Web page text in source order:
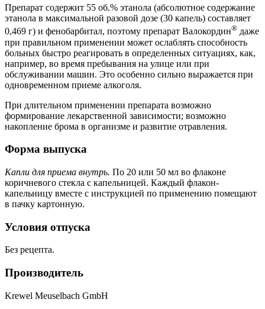
Препарат содержит 55 об.% этанола (абсолютное содержание
этанола в максимальной разовой дозе (30 капель) составляет
0,469 г) и фенобарбитал, поэтому препарат Валокордин® даже
при правильном применении может ослаблять способность
больных быстро реагировать в определенных ситуациях, как,
например, во время пребывания на улице или при
обслуживании машин. Это особенно сильно выражается при
одновременном приеме алкоголя.
При длительном применении препарата возможно
формирование лекарственной зависимости; возможно
накопление брома в организме и развитие отравления.
Форма выпуска
Капли для приема внутрь. По 20 или 50 мл во флаконе
коричневого стекла с капельницей. Каждый флакон-
капельницу вместе с инструкцией по применению помещают
в пачку картонную.
Условия отпуска
Без рецепта.
Производитель
Krewel Meuselbach GmbH